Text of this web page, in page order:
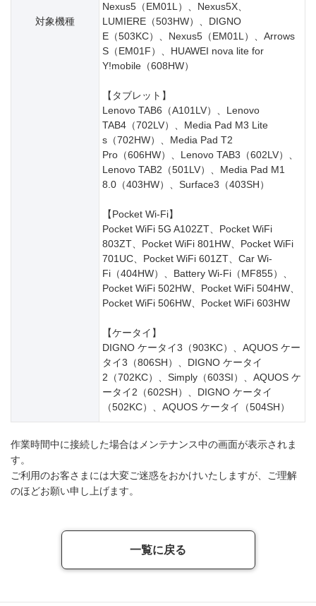
対象機種
Nexus5（EM01L）、Nexus5X、
LUMIERE（503HW）、DIGNO
E（503KC）、Nexus5（EM01L）、Arrows
S（EM01F）、HUAWEI nova lite for
Y!mobile（608HW）
【タブレット】
Lenovo TAB6（A101LV）、Lenovo
TAB4（702LV）、Media Pad M3 Lite
s（702HW）、Media Pad T2
Pro（606HW）、Lenovo TAB3（602LV）、
Lenovo TAB2（501LV）、Media Pad M1
8.0（403HW）、Surface3（403SH）
【Pocket Wi-Fi】
Pocket WiFi 5G A102ZT、Pocket WiFi
803ZT、Pocket WiFi 801HW、Pocket WiFi
701UC、Pocket WiFi 601ZT、Car Wi-
Fi（404HW）、Battery Wi-Fi（MF855）、
Pocket WiFi 502HW、Pocket WiFi 504HW、
Pocket WiFi 506HW、Pocket WiFi 603HW
【ケータイ】
DIGNO ケータイ3（903KC）、AQUOS ケー
タイ3（806SH）、DIGNO ケータイ
2（702KC）、Simply（603SI）、AQUOS ケ
ータイ2（602SH）、DIGNO ケータイ
（502KC）、AQUOS ケータイ（504SH）
作業時間中に接続した場合はメンテナンス中の画面が表示されま
す。
ご利用のお客さまには大変ご迷惑をおかけいたしますが、ご理解
のほどお願い申し上げます。
一覧に戻る